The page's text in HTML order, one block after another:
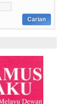
Carian